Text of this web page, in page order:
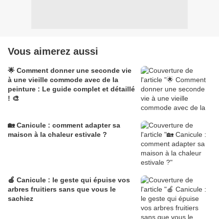
Vous aimerez aussi
🌟 Comment donner une seconde vie
à une vieille commode avec de la
peinture : Le guide complet et détaillé
! 🎨
🏡 Canicule : comment adapter sa
maison à la chaleur estivale ?
🍎 Canicule : le geste qui épuise vos
arbres fruitiers sans que vous le
sachiez